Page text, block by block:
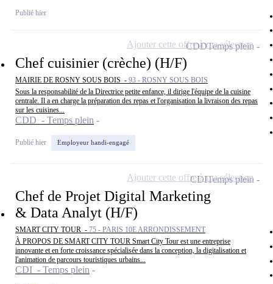
Publié hier
Chef cuisinier (crèche) (H/F)
MAIRIE DE ROSNY SOUS BOIS - 93 - ROSNY SOUS BOIS
Sous la responsabilité de la Directrice petite enfance, il dirige l'équipe de la cuisine
centrale. Il a en charge la préparation des repas et l'organisation la livraison des repas
sur les cuisines...
CDD - Temps plein
Publié hier Employeur handi-engagé
CDDTemps plein
Ajouter cette offre à ma sélection
Chef de Projet Digital Marketing
& Data Analyt (H/F)
SMART CITY TOUR - 75 - PARIS 10E ARRONDISSEMENT
À PROPOS DE SMART CITY TOUR Smart City Tour est une entreprise
innovante et en forte croissance spécialisée dans la conception, la digitalisation et
l'animation de parcours touristiques urbains...
CDI - Temps plein
CDITemps plein
Ajouter cette offre à ma sélection